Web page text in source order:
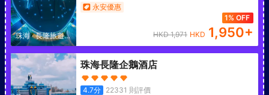
珠海·長隆旅遊度
假區
永安優惠
1% OFF
HKD1,971 HKD 1,950+
珠海長隆企鵝酒店
4.7分 22331 則評價